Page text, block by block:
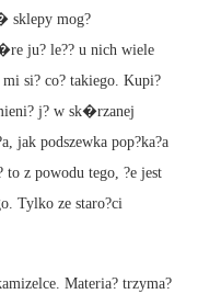
sklepy mog?
ju? le?? u nich wiele
si? co? takiego. Kupi?
j? w sk�rzanej
jak podszewka pop?ka?a
to z powodu tego, ?e jest
Tylko ze staro?ci
Materia? trzyma?